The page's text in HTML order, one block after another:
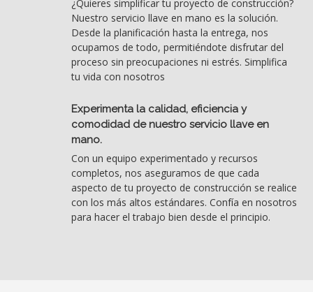
¿Quieres simplificar tu proyecto de construcción?
Nuestro servicio llave en mano es la solución.
Desde la planificación hasta la entrega, nos
ocupamos de todo, permitiéndote disfrutar del
proceso sin preocupaciones ni estrés. Simplifica
tu vida con nosotros
Experimenta la calidad, eficiencia y
comodidad de nuestro servicio llave en
mano.
Con un equipo experimentado y recursos
completos, nos aseguramos de que cada
aspecto de tu proyecto de construcción se realice
con los más altos estándares. Confía en nosotros
para hacer el trabajo bien desde el principio.